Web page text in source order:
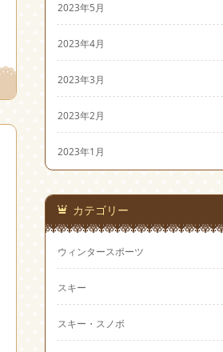
2023年5月
2023年4月
2023年3月
2023年2月
2023年1月
カテゴリー
ウィンタースポーツ
スキー
スキー・スノボ